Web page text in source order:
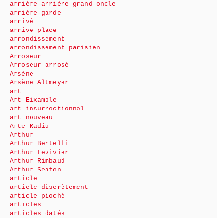
arrière-arrière grand-oncle
arrière-garde
arrivé
arrive place
arrondissement
arrondissement parisien
Arroseur
Arroseur arrosé
Arsène
Arsène Altmeyer
art
Art Eixample
art insurrectionnel
art nouveau
Arte Radio
Arthur
Arthur Bertelli
Arthur Levivier
Arthur Rimbaud
Arthur Seaton
article
article discrètement
article pioché
articles
articles datés